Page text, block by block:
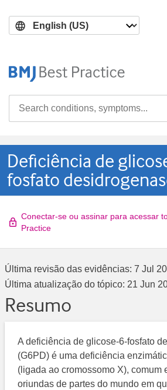
main
search
Deficiência de
fosfato
Conectar-se ou assinar para acessar
Practice
Última revisão das evidências: 7 Jul
Última atualização do tópico: 21 Jun
Resumo
A deficiência de glicose-6-fosfato
(G6PD) é uma deficiência
(ligada ao cromossomo X), comum
oriundas de partes do mundo em